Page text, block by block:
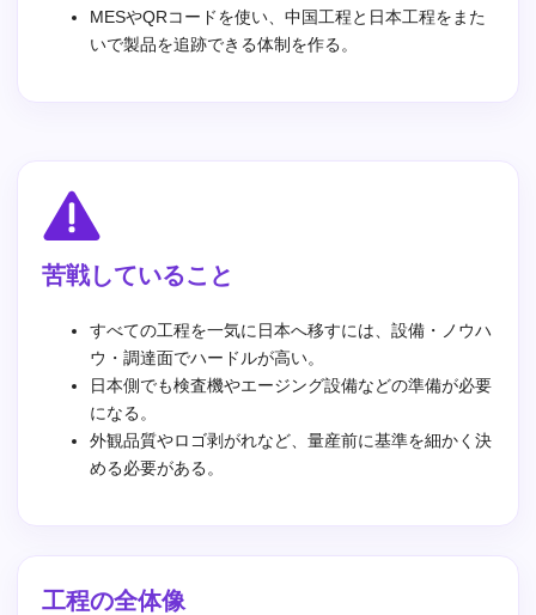
MESやQRコードを使い、中国工程と日本工程をまた
いで製品を追跡できる体制を作る。
苦戦していること
すべての工程を一気に日本へ移すには、設備・ノウハ
ウ・調達面でハードルが高い。
日本側でも検査機やエージング設備などの準備が必要
になる。
外観品質やロゴ剥がれなど、量産前に基準を細かく決
める必要がある。
工程の全体像